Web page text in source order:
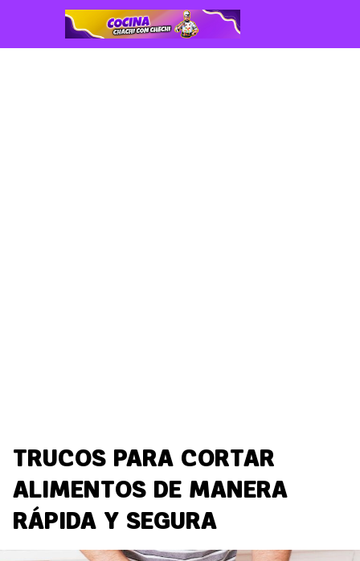
TRUCOS PARA CORTAR
ALIMENTOS DE MANERA
RÁPIDA Y SEGURA